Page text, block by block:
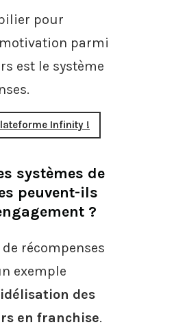
pour
parmi
est le système
Infinity !
systèmes de
peuvent-ils
?
de récompenses
exemple
des
en franchise.